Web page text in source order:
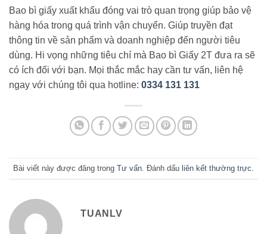
Bao bì giấy xuất khẩu đóng vai trò quan trọng giúp bảo vệ
hàng hóa trong quá trình vận chuyển. Giúp truyền đạt
thông tin về sản phẩm và doanh nghiệp đến người tiêu
dùng. Hi vọng những tiêu chí mà Bao bì Giấy 2T đưa ra sẽ
có ích đối với bạn. Mọi thắc mắc hay cần tư vấn, liên hệ
ngay với chúng tôi qua hotline: 0334 131 131
Bài viết này được đăng trong Tư vấn . Đánh dấu liên kết thường trực
TUANLV